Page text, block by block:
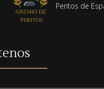
Peritos de